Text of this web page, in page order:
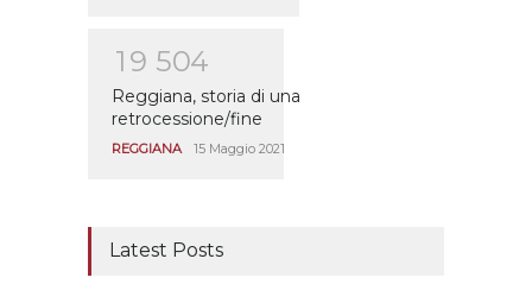
1 9 504
Reggiana, storia di una
retrocessione/fine
REGGIANA 15 Maggio 2021
Latest Posts